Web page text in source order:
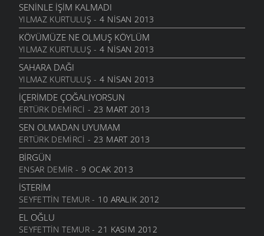
GEL YETERKI
27 NISAN 2009
ANADOLU
16 NISAN 2009
SITEMKAR
16 NISAN 2009
MEZARLIK KUŞLARI
31 MART 2009
MEDENIYET IÇIN INDILER ŞEHIRE
30 MART 2009
SEÇIM DEDIKLERI
30 MART 2009
ANADOLU
24 MART 2009
VASIYET
SENINLE İŞIM KALMADI
YILMAZ KURTULUŞ - 4 NISAN 2013
KÖYÜMÜZE NE OLMUŞ KÖYLÜM
YILMAZ KURTULUŞ - 4 NISAN 2013
SAHARA DAĞI
YILMAZ KURTULUŞ - 4 NISAN 2013
İÇERIMDE ÇOĞALIYORSUN
ERTÜRK DEMIRCI - 23 MART 2013
SEN OLMADAN UYUMAM
ERTÜRK DEMIRCI - 23 MART 2013
BIRGÜN
ENSAR DEMIR - 9 OCAK 2013
İSTERIM
SEYFETTIN TEMUR- 10 ARALIK 2012
EL OĞLU
SEYFETTIN TEMUR- 21 KASIM 2012